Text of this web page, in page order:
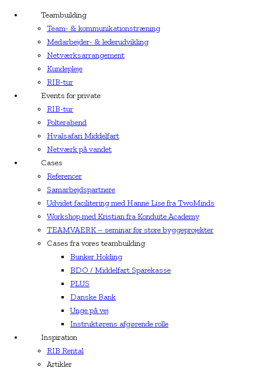
Teambuilding
Team- & kommunikationstræning
Medarbejder- & lederudvikling
Netværksarrangement
Kundepleje
RIB-tur
Events for private
RIB-tur
Polterabend
Hvalsafari Middelfart
Netværk på vandet
Cases
Referencer
Samarbejdspartnere
Udvidet facilitering med Hanne Lise fra TwoMinds
Workshop med Kristian fra Konduite Academy
TEAMVAERK – seminar for store byggeprojekter
Cases fra vores teambuilding
Bunker Holding
BDO / Middelfart Sparekasse
PLUS
Danske Bank
Unge på vej
Instruktørens afgørende rolle
Inspiration
RIB Rental
Artikler